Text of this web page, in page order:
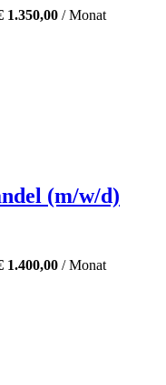
1.350,00 / Monat
(m/w/d)
1.400,00 / Monat